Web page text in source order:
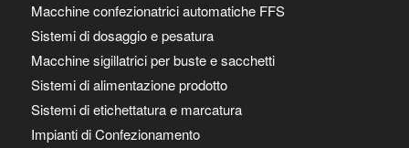
Macchine confezionatrici automatiche FFS
Sistemi di dosaggio e pesatura
Macchine sigillatrici per buste e sacchetti
Sistemi di alimentazione prodotto
Sistemi di etichettatura e marcatura
Impianti di Confezionamento